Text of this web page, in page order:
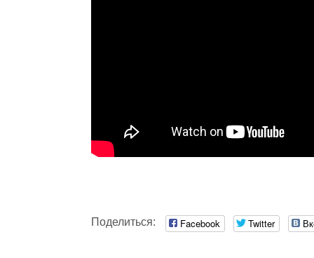
Поделиться: Facebook Twitter